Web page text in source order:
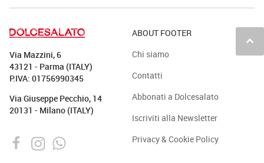
keyboard_arrow_up
Via Mazzini, 6
43121 - Parma (ITALY)
P.IVA: 01756990345
Via Giuseppe Pecchio, 14
20131 - Milano (ITALY)
ABOUT FOOTER
Chi siamo
Contatti
Abbonati a Dolcesalato
Iscriviti alla Newsletter
Privacy & Cookie Policy